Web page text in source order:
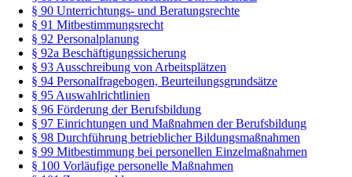
§ 90 Unterrichtungs- und Beratungsrechte
§ 91 Mitbestimmungsrecht
§ 92 Personalplanung
§ 92a Beschäftigungssicherung
§ 93 Ausschreibung von Arbeitsplätzen
§ 94 Personalfragebogen, Beurteilungsgrundsätze
§ 95 Auswahlrichtlinien
§ 96 Förderung der Berufsbildung
§ 97 Einrichtungen und Maßnahmen der Berufsbildung
§ 98 Durchführung betrieblicher Bildungsmaßnahmen
§ 99 Mitbestimmung bei personellen Einzelmaßnahmen
§ 100 Vorläufige personelle Maßnahmen